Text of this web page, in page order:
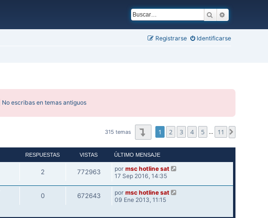
Buscar
Identificarse
Registrarse
No escribas en temas antiguos
315 temas Página1 de
1 2 3 4 5 … 11
RESPUESTAS VISTAS ÚLTIMO MENSAJE
2 772963 por msc hotline sat
17 Sep 2016, 14:35
0 672643 por msc hotline sat
09 Ene 2013, 11:15